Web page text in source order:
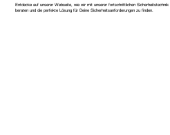
Entdecke auf unserer Webseite, wie wir mit unserer fortschrittlichen
beraten und die perfekte Lösung für Deine Sicherheitsanforderungen zu finden.